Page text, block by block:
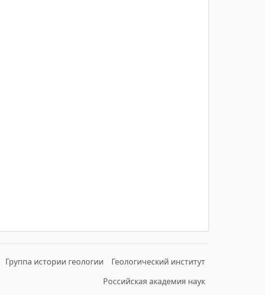
Группа истории геологии
Геологический институт
Российская академия наук